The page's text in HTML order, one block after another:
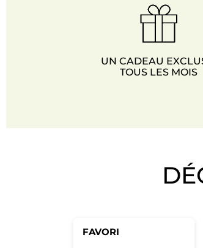
UN CADEAU
TOUS LES MOIS
FAVORI